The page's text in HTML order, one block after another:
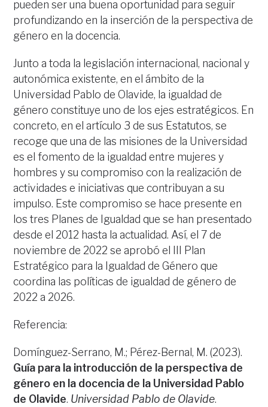
pueden ser una buena oportunidad para seguir
profundizando en la inserción de la perspectiva de
género en la docencia.
Junto a toda la legislación internacional, nacional y
autonómica existente, en el ámbito de la
Universidad Pablo de Olavide, la igualdad de
género constituye uno de los ejes estratégicos. En
concreto, en el artículo 3 de sus Estatutos, se
recoge que una de las misiones de la Universidad
es el fomento de la igualdad entre mujeres y
hombres y su compromiso con la realización de
actividades e iniciativas que contribuyan a su
impulso. Este compromiso se hace presente en
los tres Planes de Igualdad que se han presentado
desde el 2012 hasta la actualidad. Así, el 7 de
noviembre de 2022 se aprobó el III Plan
Estratégico para la Igualdad de Género que
coordina las políticas de igualdad de género de
2022 a 2026.
Referencia:
Domínguez-Serrano, M.; Pérez-Bernal, M. (2023).
Guía para la introducción de la perspectiva de
género en la docencia de la Universidad Pablo
de Olavide. Universidad Pablo de Olavide.